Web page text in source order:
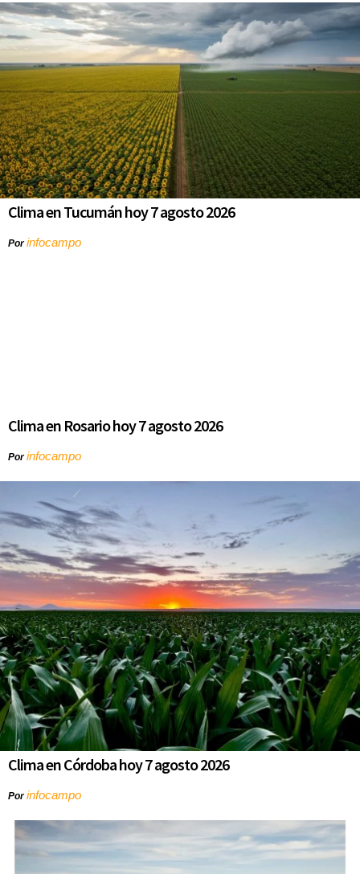
Clima en Tucumán hoy 7 agosto 2026
Porinfocampo
Clima en Rosario hoy 7 agosto 2026
Porinfocampo
Clima en Córdoba hoy 7 agosto 2026
Porinfocampo